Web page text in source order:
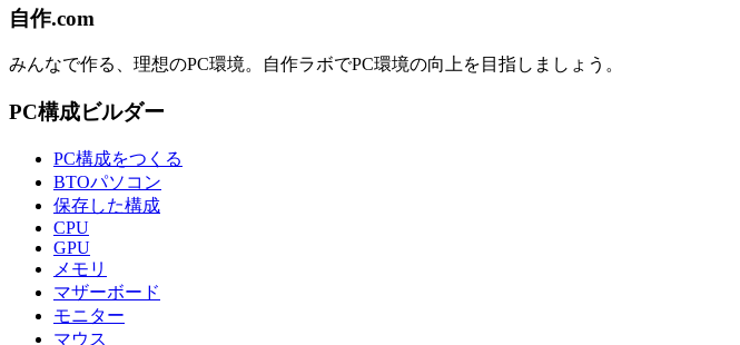
自作.com
みんなで作る、理想のPC環境。 自作ラボでPC環境の向上を目指しましょう。
PC構成ビルダー
PC構成をつくる
BTOパソコン
保存した構成
CPU
GPU
メモリ
マザーボード
モニター
マウス